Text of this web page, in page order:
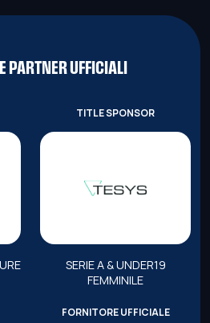
PARTNER UFFICIALI
TITLE SPONSOR
SERIE A & UNDER19
FEMMINILE
FORNITORE UFFICIALE